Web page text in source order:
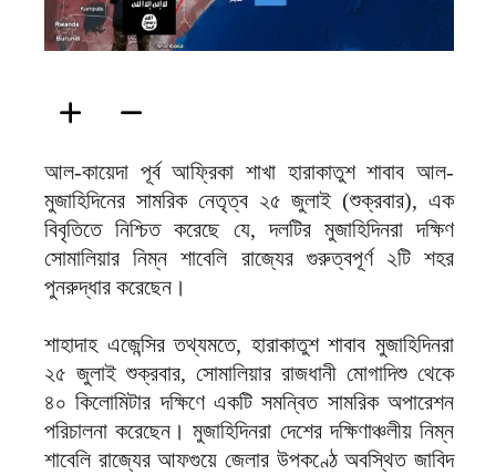
আল-কায়েদা পূর্ব আফ্রিকা শাখা হারাকাতুশ শাবাব আল-
মুজাহিদিনের সামরিক নেতৃত্ব ২৫ জুলাই (শুক্রবার), এক
বিবৃতিতে নিশ্চিত করেছে যে, দলটির মুজাহিদিনরা দক্ষিণ
সোমালিয়ার নিম্ন শাবেলি রাজ্যের গুরুত্বপূর্ণ ২টি শহর
পুনরুদ্ধার করেছেন।
শাহাদাহ এজেন্সির তথ্যমতে, হারাকাতুশ শাবাব মুজাহিদিনরা
২৫ জুলাই শুক্রবার, সোমালিয়ার রাজধানী মোগাদিশু থেকে
৪০ কিলোমিটার দক্ষিণে একটি সমন্বিত সামরিক অপারেশন
পরিচালনা করেছেন। মুজাহিদিনরা দেশের দক্ষিণাঞ্চলীয় নিম্ন
শাবেলি রাজ্যের আফগুয়ে জেলার উপকণ্ঠে অবস্থিত জাবিদ